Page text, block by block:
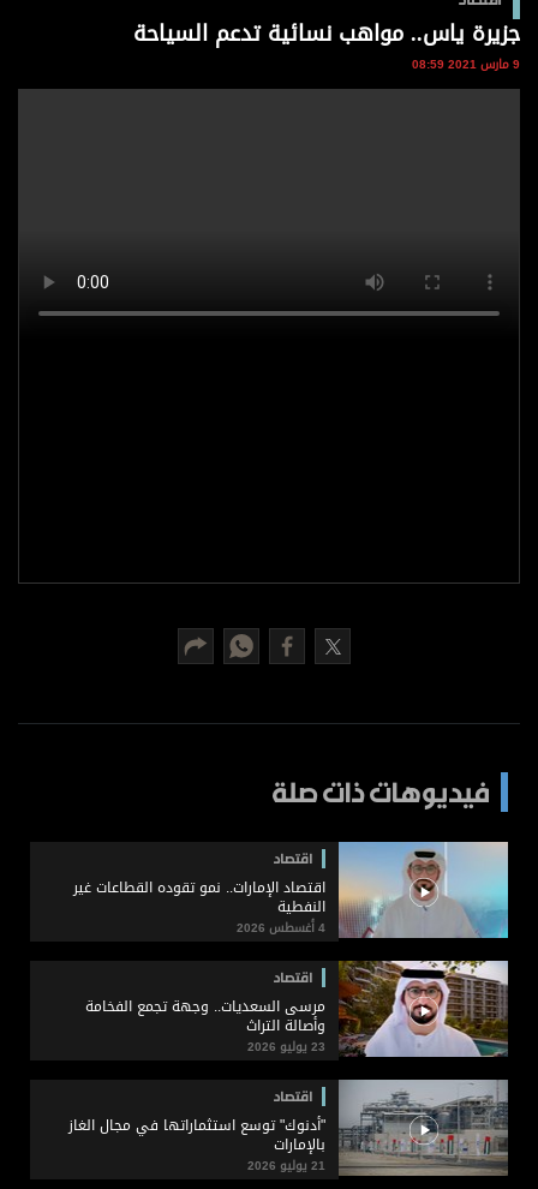
الترفيه
التعليم والمعرفة
فيديو
عدد اليوم
جزيرة ياس.. مواهب نسائية تدعم السياحة
9 مارس 2021 08:59
فيديوهات ذات صلة
اقتصاد
اقتصاد الإمارات.. نمو تقوده القطاعات غير
النفطية
4 أغسطس 2026
اقتصاد
مرسى السعديات.. وجهة تجمع الفخامة
وأصالة التراث
23 يوليو 2026
اقتصاد
"أدنوك" توسع استثماراتها في مجال الغاز
بالإمارات
21 يوليو 2026